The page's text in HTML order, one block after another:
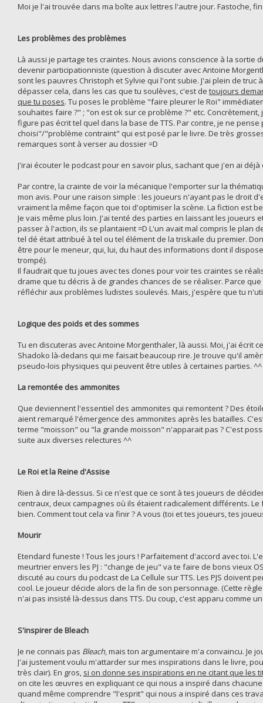
Moi je l'ai trouvée dans ma boîte aux lettres l'autre jour. Fastoche,
Les problèmes des problèmes
Là aussi je partage tes craintes. Nous avions conscience à la
devenir participationniste (question à discuter avec Antoine
sont les pauvres Christoph et Sylvie qui l'ont subie. J'ai plein de
dépasser cela, dans les cas que tu soulèves, c'est de toujours
que tu poses. Tu poses le problème "faire pleurer le Roi"
souhaites faire ?" ; "on est ok sur ce problème ?" etc.
figure pas écrit tel quel dans la base de TTS. Par contre, je ne
choisi"/"problème contraint" qui est posé par le livre. De très
remarques sont à verser au dossier =D
J'irai écouter le podcast pour en savoir plus, sachant que j'en ai
Par contre, la crainte de voir la mécanique l'emporter sur la
mon avis. Pour une raison simple : les joueurs n'ayant pas le droit
vraiment la même façon que toi d'optimiser la scène. La fiction est
Je vais même plus loin. J'ai tenté des parties en laissant les
passer à l'action, ils se plantaient =D L'un avait mal compris le plan
tel dé était attribué à tel ou tel élément de la triskaile du premier.
être pour le meneur, qui, lui, du haut des informations dont il
trompé).
Il faudrait que tu joues avec tes clones pour voir tes craintes se
drame que tu décris à de grandes chances de se réaliser. Parce
réfléchir aux problèmes ludistes soulevés. Mais, j'espère que tu
Logique des poids et des sommes
Tu en discuteras avec Antoine Morgenthaler, là aussi. Moi, j'ai écrit
Shadoko là-dedans qui me faisait beaucoup rire. Je trouve qu'il
pseudo-lois physiques qui peuvent être utiles à certaines parties. ^^
La remontée des ammonites
Que deviennent l'essentiel des ammonites qui remontent ? Des
aient remarqué l'émergence des ammonites après les batailles.
terme "moisson" ou "la grande moisson" n'apparait pas ? C'est
suite aux diverses relectures ^^
Le Roi et la Reine d'Assise
Rien à dire là-dessus. Si ce n'est que ce sont à tes joueurs de
centraux, deux campagnes où ils étaient radicalement différents.
bien. Comment tout cela va finir ? A vous (toi et tes joueurs, tes
Mourir
Etendard funeste ! Tous les jours ! Parfaitement d'accord avec toi.
meurtrier envers les PJ : "change de jeu" va te faire de bons vieux
discuté au cours du podcast de La Cellule sur TTS. Les PJS
cool. Le joueur décide alors de la fin de son personnage. (Cette
n'ai pas insisté là-dessus dans TTS. Du coup, c'est apparu comme
S'inspirer de Bleach
Je ne connais pas Bleach, mais ton argumentaire m'a convaincu. Je
J'ai justement voulu m'attarder sur mes inspirations dans le livre,
très clair). En gros, si on donne ses inspirations en ne citant que les
on cite les œuvres en expliquant ce qui nous a inspiré dans
quand même comprendre "l'esprit" qui nous a inspiré dans ces